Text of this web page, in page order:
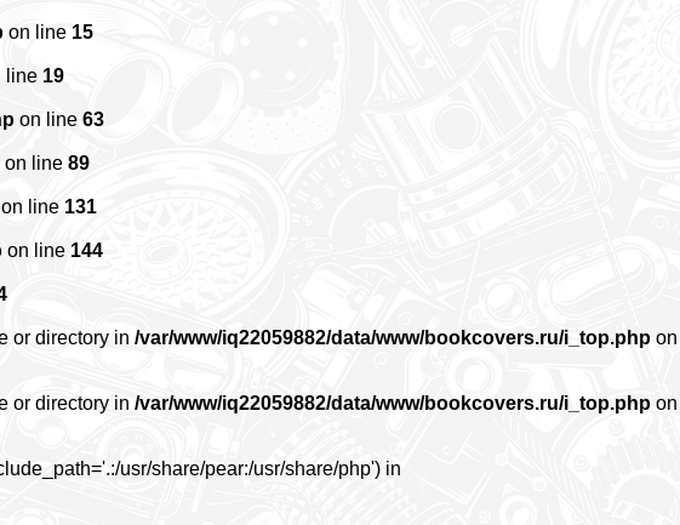
on line 15
line 19
on line 63
on line 89
on line 131
on line 144
or directory in /var/www/iq22059882/data/www/bookcovers.ru/i_top.php on
or directory in /var/www/iq22059882/data/www/bookcovers.ru/i_top.php on
usr/share/pear:/usr/share/php') in